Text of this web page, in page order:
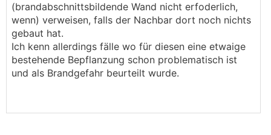
(brandabschnittsbildende Wand nicht erfoderlich,
wenn) verweisen, falls der Nachbar dort noch nichts
gebaut hat.
Ich kenn allerdings fälle wo für diesen eine etwaige
bestehende Bepflanzung schon problematisch ist
und als Brandgefahr beurteilt wurde.